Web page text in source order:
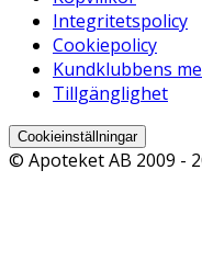
Integritetspolicy
Cookiepolicy
Kundklubbens
Tillgänglighet
Cookieinställningar
© Apoteket AB 2009 -